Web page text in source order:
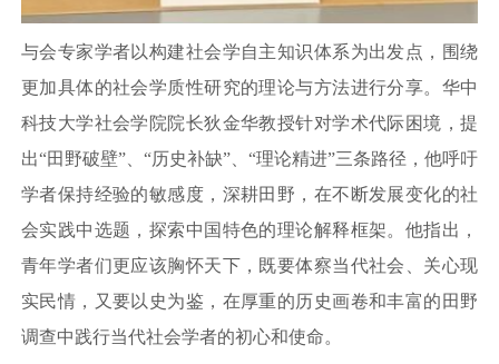
与会专家学者以构建社会学自主知识体系为出发点，围绕
更加具体的社会学质性研究的理论与方法进行分享。华中
科技大学社会学院院长狄金华教授针对学术代际困境，提
出“田野破壁”、“历史补缺”、“理论精进”三条路径，他呼吁
学者保持经验的敏感度，深耕田野，在不断发展变化的社
会实践中选题，探索中国特色的理论解释框架。他指出，
青年学者们更应该胸怀天下，既要体察当代社会、关心现
实民情，又要以史为鉴，在厚重的历史画卷和丰富的田野
调查中践行当代社会学者的初心和使命。